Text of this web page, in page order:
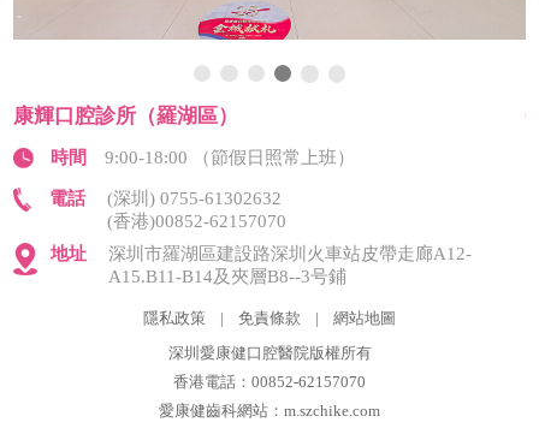
康輝口腔診所（羅湖區）
時間 9:00-18:00 （節假日照常上班）
電話
(深圳) 0755-61302632
(香港)00852-62157070
地址
深圳市羅湖區建設路深圳火車站皮帶走廊A12-
A15.B11-B14及夾層B8--3号鋪
隱私政策 | 免責條款 | 網站地圖
深圳愛康健口腔醫院版權所有
香港電話：00852-62157070
愛康健齒科網站：m.szchike.com